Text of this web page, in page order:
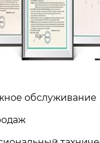
обслуживание